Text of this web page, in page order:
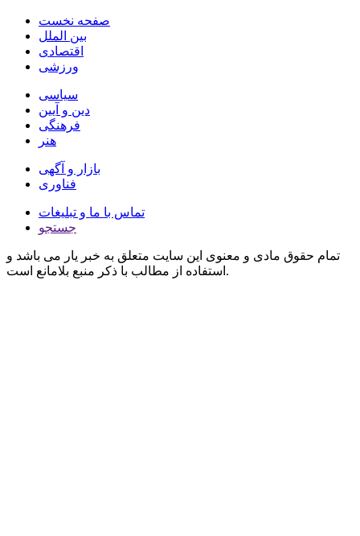
صفحه نخست
بین الملل
اقتصادی
ورزشی
سیاسی
دین و آیین
فرهنگی
هنر
بازار و آگهی
فناوری
تماس با ما و تبلیغات
جستجو
تمام حقوق مادی و معنوی این سایت متعلق به خبر یار می باشد و
استفاده از مطالب با ذکر منبع بلامانع است.